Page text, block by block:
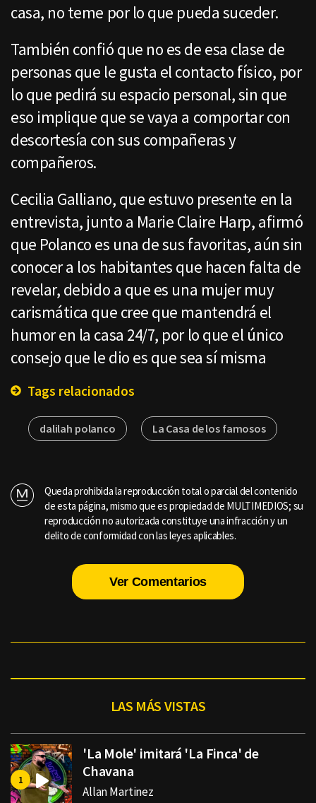
casa, no teme por lo que pueda suceder.
También confió que no es de esa clase de
personas que le gusta el contacto físico, por
lo que pedirá su espacio personal, sin que
eso implique que se vaya a comportar con
descortesía con sus compañeras y
compañeros.
Cecilia Galliano, que estuvo presente en la
entrevista, junto a Marie Claire Harp, afirmó
que Polanco es una de sus favoritas, aún sin
conocer a los habitantes que hacen falta de
revelar, debido a que es una mujer muy
carismática que cree que mantendrá el
humor en la casa 24/7, por lo que el único
consejo que le dio es que sea sí misma
Tags relacionados
dalilah polanco La Casa de los famosos
Queda prohibida la reproducción total o parcial del contenido
de esta página, mismo que es propiedad de MULTIMEDIOS; su
reproducción no autorizada constituye una infracción y un
delito de conformidad con las leyes aplicables.
Ver Comentarios
LAS MÁS VISTAS
'La Mole' imitará 'La Finca' de
Chavana
Allan Martinez